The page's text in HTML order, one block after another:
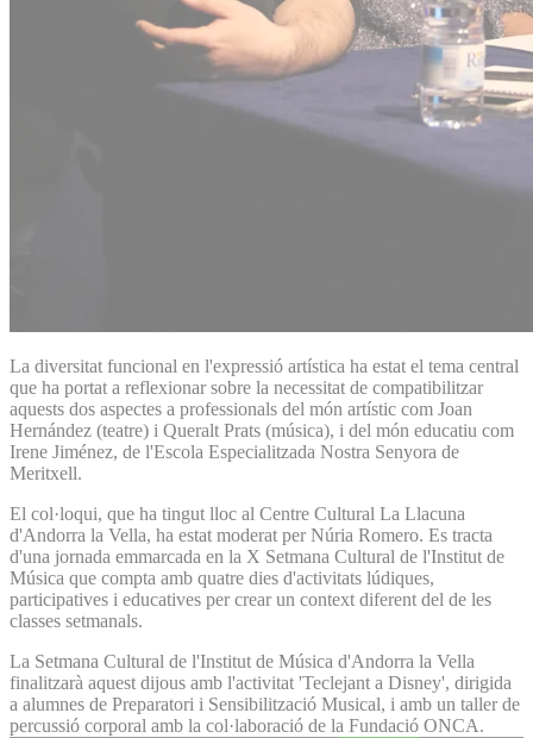
La diversitat funcional en l'expressió artística ha estat el tema central
que ha portat a reflexionar sobre la necessitat de compatibilitzar
aquests dos aspectes a professionals del món artístic com Joan
Hernández (teatre) i Queralt Prats (música), i del món educatiu com
Irene Jiménez, de l'Escola Especialitzada Nostra Senyora de
Meritxell.
El col·loqui, que ha tingut lloc al Centre Cultural La Llacuna
d'Andorra la Vella, ha estat moderat per Núria Romero. Es tracta
d'una jornada emmarcada en la X Setmana Cultural de l'Institut de
Música que compta amb quatre dies d'activitats lúdiques,
participatives i educatives per crear un context diferent del de les
classes setmanals.
La Setmana Cultural de l'Institut de Música d'Andorra la Vella
finalitzarà aquest dijous amb l'activitat 'Teclejant a Disney', dirigida
a alumnes de Preparatori i Sensibilització Musical, i amb un taller de
percussió corporal amb la col·laboració de la Fundació ONCA.